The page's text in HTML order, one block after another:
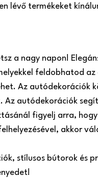
lévő termékeket
a nagy napon!
feldobhatod
Az
autódekorációk
figyelj arra, hogy
akkor
stílusos bútorok és